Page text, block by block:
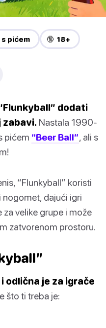
s pićem 🔞 18+
dodati
zabavi. Nastala 1990-
pićem “Beer Ball”, ali s
“Flunkyball” koristi
dajući igri
za velike grupe i može
zatvorenom prostoru.
odlična je za igrače
što ti treba je: